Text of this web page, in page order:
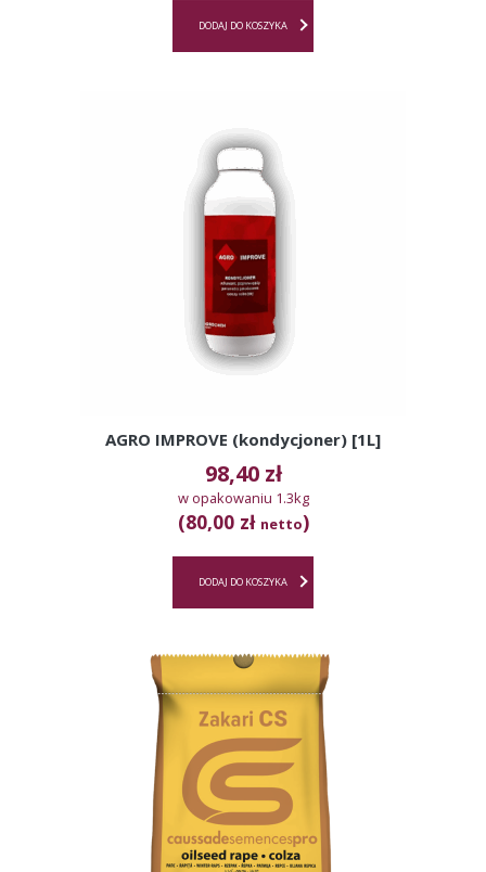
DODAJ DO KOSZYKA
AGRO IMPROVE (kondycjoner) [1L]
98,40 zł
w opakowaniu 1.3kg
(80,00 zł netto)
DODAJ DO KOSZYKA